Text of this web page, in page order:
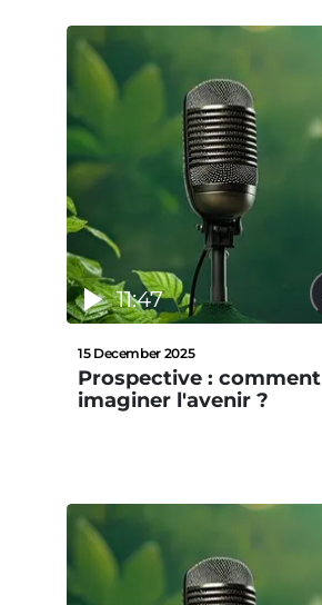
11:47
15 December 2025
Prospective : comment
imaginer l'avenir ?